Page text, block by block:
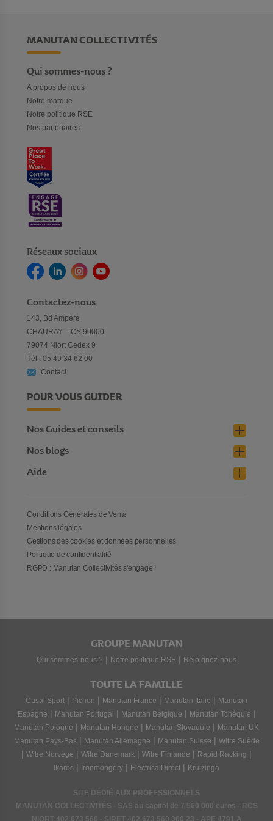
MANUTAN COLLECTIVITÉS
Qui sommes-nous ?
A propos de nous
Notre marque
Notre politique RSE
Nos partenaires
Réseaux sociaux
Contactez-nous
143, Bd Ampère
CHAURAY – CS 90000
79074 Niort Cedex 9
Tél : 05 49 34 62 00
Contact
POUR VOUS GUIDER
Nos Guides et conseils
Nos blogs
Aide
Conditions Générales de Vente
Mentions légales
Gestions des cookies et données personnelles
Politique de confidentialité
RGPD : Manutan Collectivités s'engage !
GROUPE MANUTAN
Qui sommes-nous ? | Notre politique RSE | Rejoignez-nous
TOUTE LA FAMILLE
Casal Sport | Pichon | Manutan France | Manutan Italie | Manutan
Espagne | Manutan Portugal | Manutan Belgique | Manutan Tchéquie |
Manutan Pologne | Manutan Hongrie | Manutan Slovaquie | Manutan UK
Manutan Pays-Bas | Manutan Allemagne | Manutan Suisse | Witre Suède
| Witre Norvège | Witre Danemark | Witre Finlande | Rapid Racking |
Ikaros | Ironmongery | ElectricalDirect | Kruizinga
SITE DÉDIÉ AUX PROFESSIONNELS
MANUTAN COLLECTIVITÉS - SAS au capital de 7 560 000 euros - RCS
NIORT 402 673 560 - SIRET 402 673 560 000 23 - APE 4791 A